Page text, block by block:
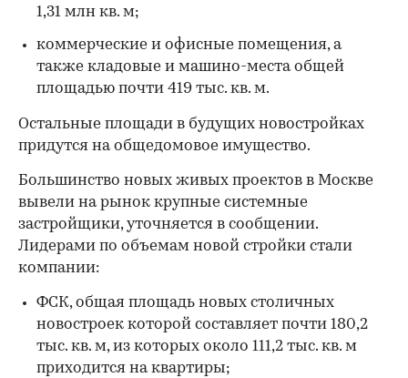
1,31 млн кв. м;
коммерческие и офисные помещения, а
также кладовые и машино-места общей
площадью почти 419 тыс. кв. м.
00:00 / 00:00
Остальные площади в будущих новостройках
придутся на общедомовое имущество.
Большинство новых живых проектов в Москве
вывели на рынок крупные системные
застройщики, уточняется в сообщении.
Лидерами по объемам новой стройки стали
компании:
ФСК, общая площадь новых столичных
новостроек которой составляет почти 180,2
тыс. кв. м, из которых около 111,2 тыс. кв. м
приходится на квартиры;